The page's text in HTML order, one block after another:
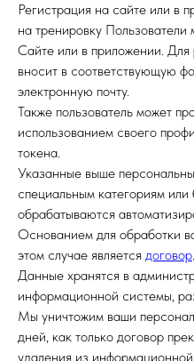
Регистрация на сайте или в
на тренировку
Сайте или в приложении. Для
вносит в соответствующую
электронную почту.
Также пользователь может
использованием своего
токена.
Указанные выше
специальным категориям
обрабатываются
Основанием для обработки
этом случае является договор.
Данные хранятся в
информационной системы,
Мы уничтожим ваши
дней, как только договор
удаления из